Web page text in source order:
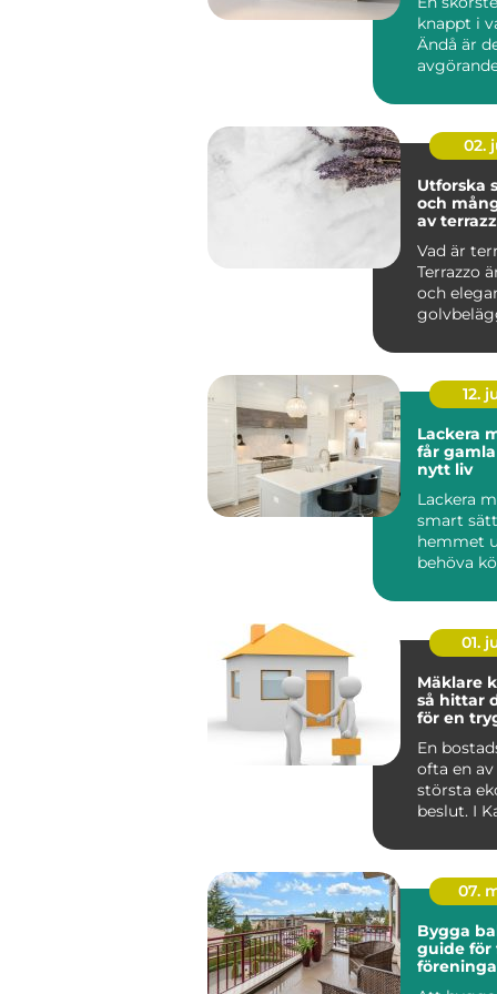
knappt i
Ändå är
värmek...
02.
Utforska
och
av
Vad är
Terrazzo
och
12.
Lackera
får
nytt liv
Lackera
smart
hemmet
behöva
01.
Mäklare
så hittar
för en
En
ofta en
största
beslut. I
dessut...
07.
Bygga
guide för